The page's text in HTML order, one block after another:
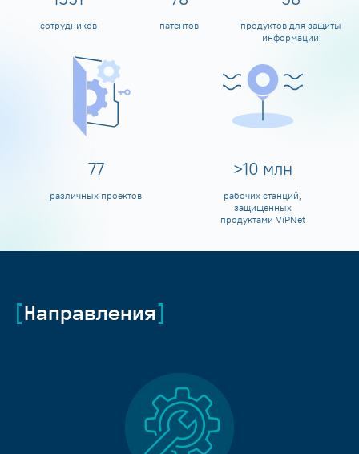
сотрудников патентов
продуктов для защиты
информации
80
различных проектов
>10 млн
рабочих станций,
защищенных
продуктами ViPNet
Направления